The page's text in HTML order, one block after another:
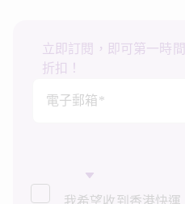
立即訂閱，即可第一時
折扣！
電子郵箱*